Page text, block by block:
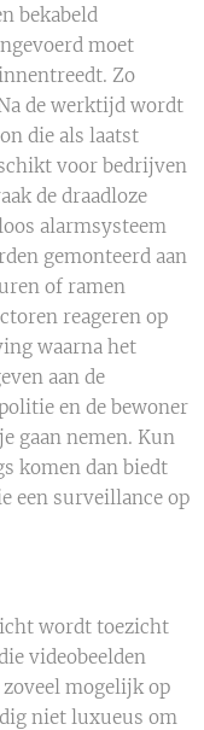
bekabeld
moet
Zo
de werktijd wordt
die als laatst
voor bedrijven
de draadloze
alarmsysteem
gemonteerd aan
of ramen
reageren op
waarna het
aan de
en de bewoner
gaan nemen. Kun
komen dan biedt
een surveillance op
wordt toezicht
videobeelden
mogelijk op
niet luxueus om